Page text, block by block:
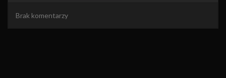
Brak komentarzy